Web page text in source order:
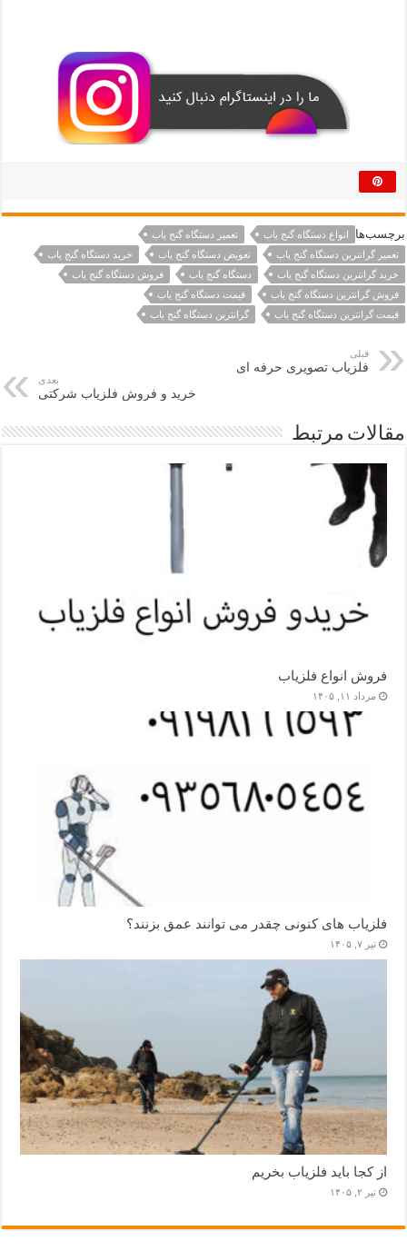
برچسب‌ها انواع دستگاه گنج یاب
تعمیر دستگاه گنج یاب
تعمیر گرانترین دستگاه گنج یاب
تعویض دستگاه گنج یاب
خرید دستگاه گنج یاب
خرید گرانترین دستگاه گنج یاب
دستگاه گنج یاب
فروش دستگاه گنج یاب
فروش گرانترین دستگاه گنج یاب
قیمت دستگاه گنج یاب
قیمت گرانترین دستگاه گنج یاب
گرانترین دستگاه گنج یاب
قبلی
فلزیاب تصویری حرفه ای
بعدی
خرید و فروش فلزیاب شرکتی
مقالات مرتبط
فروش انواع فلزیاب
مرداد ۱۱, ۱۴۰۵
فلزیاب های کنونی چقدر می توانند عمق بزنند؟
تیر ۷, ۱۴۰۵
از کجا باید فلزیاب بخریم
تیر ۲, ۱۴۰۵